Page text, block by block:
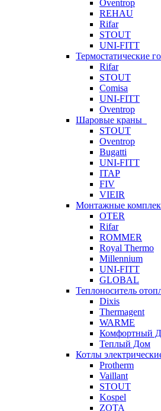
Oventrop
REHAU
Rifar
STOUT
UNI-FITT
Термостатические
Rifar
STOUT
Comisa
UNI-FITT
Oventrop
Шаровые краны
STOUT
Oventrop
Bugatti
UNI-FITT
ITAP
FIV
VIEIR
Монтажные
OTER
Rifar
ROMMER
Royal Thermo
Millennium
UNI-FITT
GLOBAL
Теплоноситель
Dixis
Thermagent
WARME
Комфортный
Теплый Дом
Котлы
Protherm
Vaillant
STOUT
Kospel
ZOTA